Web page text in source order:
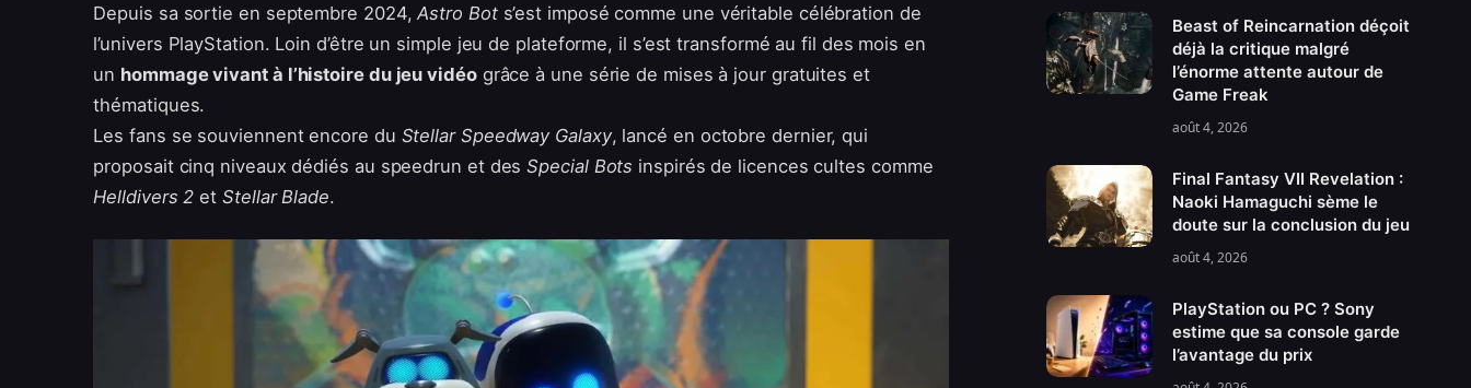
Depuis sa sortie en septembre 2024,Astro Bots’est imposé comme une véritable célébration de
l’univers PlayStation. Loin d’être un simple jeu de plateforme, il s’est transformé au fil des mois en
un hommage vivant à l’histoire du jeu vidéogrâce à une série de mises à jour gratuites et
thématiques.
Les fans se souviennent encore du Stellar Speedway Galaxy, lancé en octobre dernier, qui
proposait cinq niveaux dédiés au speedrun et desSpecial Bots inspirés de licences cultes comme
Helldivers 2 etStellar Blade.
Beast of Reincarnation déçoit
déjà la critique malgré
l’énorme attente autour de
Game Freak
août 4, 2026
Final Fantasy VII Revelation :
Naoki Hamaguchi sème le
doute sur la conclusion du jeu
août 4, 2026
PlayStation ou PC ? Sony
estime que sa console garde
l’avantage du prix